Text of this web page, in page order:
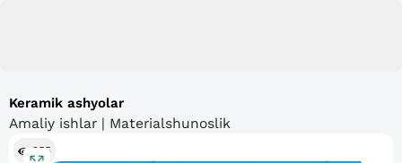
Keramik ashyolar
Amaliy ishlar | Materialshunoslik
255